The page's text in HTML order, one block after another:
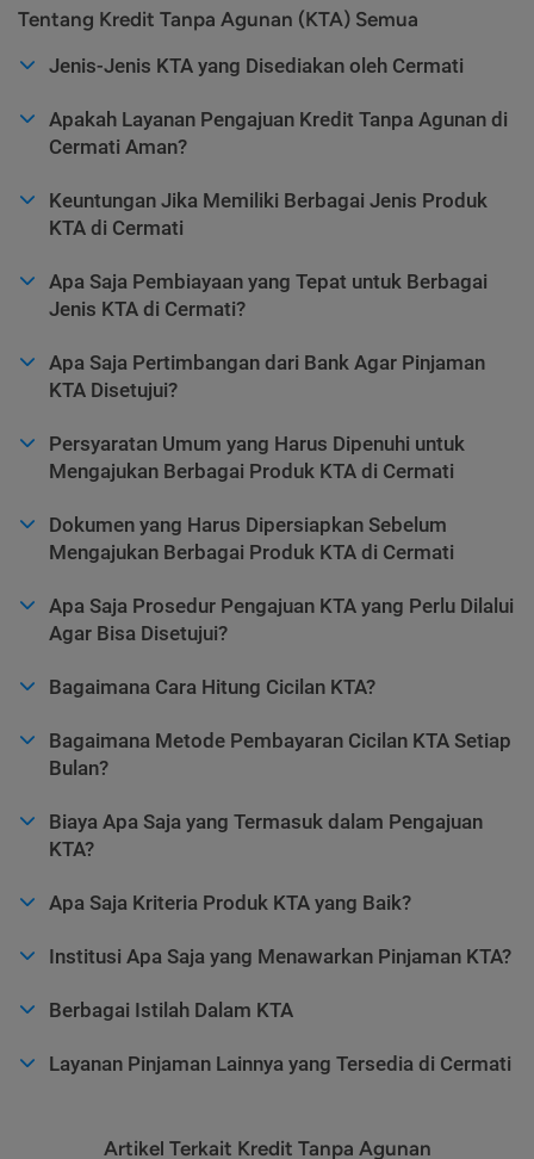
Tentang Kredit Tanpa Agunan (KTA) Semua
Jenis-Jenis KTA yang Disediakan oleh Cermati
Apakah Layanan Pengajuan Kredit Tanpa Agunan di
Cermati Aman?
Keuntungan Jika Memiliki Berbagai Jenis Produk
KTA di Cermati
Apa Saja Pembiayaan yang Tepat untuk Berbagai
Jenis KTA di Cermati?
Apa Saja Pertimbangan dari Bank Agar Pinjaman
KTA Disetujui?
Persyaratan Umum yang Harus Dipenuhi untuk
Mengajukan Berbagai Produk KTA di Cermati
Dokumen yang Harus Dipersiapkan Sebelum
Mengajukan Berbagai Produk KTA di Cermati
Apa Saja Prosedur Pengajuan KTA yang Perlu Dilalui
Agar Bisa Disetujui?
Bagaimana Cara Hitung Cicilan KTA?
Bagaimana Metode Pembayaran Cicilan KTA Setiap
Bulan?
Biaya Apa Saja yang Termasuk dalam Pengajuan
KTA?
Apa Saja Kriteria Produk KTA yang Baik?
Institusi Apa Saja yang Menawarkan Pinjaman KTA?
Berbagai Istilah Dalam KTA
Layanan Pinjaman Lainnya yang Tersedia di Cermati
Artikel Terkait Kredit Tanpa Agunan